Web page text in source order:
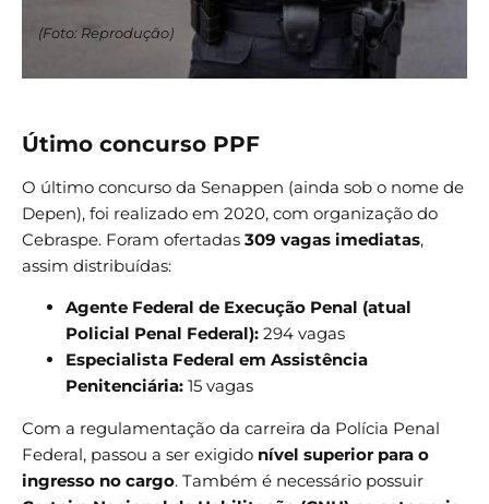
(Foto: Reprodução)
Útimo concurso PPF
O último concurso da Senappen (ainda sob o nome de
Depen), foi realizado em 2020, com organização do
Cebraspe. Foram ofertadas 309 vagas imediatas,
assim distribuídas:
Agente Federal de Execução Penal (atual
Policial Penal Federal): 294 vagas
Especialista Federal em Assistência
Penitenciária: 15 vagas
Com a regulamentação da carreira da Polícia Penal
Federal, passou a ser exigido nível superior para o
ingresso no cargo. Também é necessário possuir